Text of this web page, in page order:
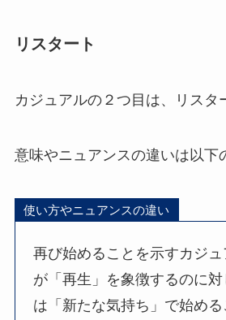
リスタート
カジュアルの２つ目は、リスタ
意味やニュアンスの違いは以下
使い方やニュアンスの違い
再び始めることを示すカジ
が「再生」を象徴するのに対
は「新たな気持ち」で始める